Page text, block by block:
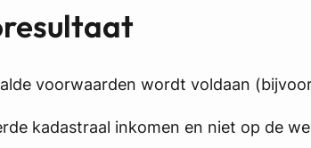
voorwaarden wordt voldaan
kadastraal inkomen en niet op de